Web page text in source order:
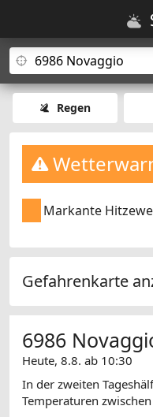
Regen
Markante
Gefahrenkarte
6986
Heute, 8.8. ab 10:30
In der zweiten
Temperaturen